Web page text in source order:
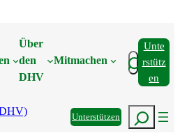
Über
den
DHV
Mitmachen Suchen
Unte
Rstütz
En
UnterstützenSuchen